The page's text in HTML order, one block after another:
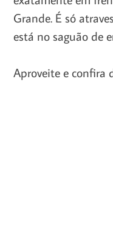
Grande. É só
está no saguão de
Aproveite e confira